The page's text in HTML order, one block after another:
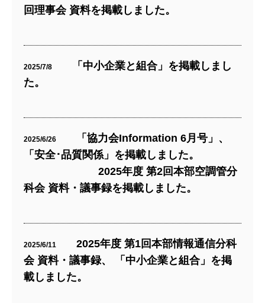
回理事会 資料を掲載しました。
2025/7/8
「中小企業と組合」を掲載しまし
た。
2025/6/26
「協力会Information 6月号」、
「安全･品質関係」を掲載しました。
2025年度 第2回本部空調管分
科会 資料・議事録を掲載しました。
2025/6/11
2025年度 第1回本部情報通信分科
会 資料・議事録、 「中小企業と組合」を掲
載しました。